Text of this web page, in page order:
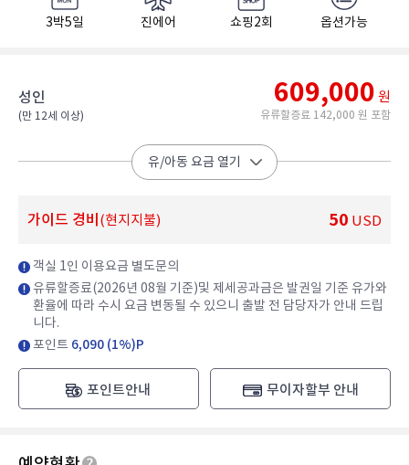
3박5일 진에어 쇼핑2회 옵션가능
성인
(만 12세 이상)​
609,000 원
유류할증료 142,000 원 포함
유/아동 요금 열기
가이드 경비 (현지지불) 50 USD
객실 1인 이용요금 별도문의
유류할증료(2026년 08월 기준)및 제세공과금은 발권일 기준 유가와
환율에 따라 수시 요금 변동될 수 있으니 출발 전 담당자가 안내 드립
니다.
포인트 6,090 (1%)P
포인트안내 무이자할부 안내